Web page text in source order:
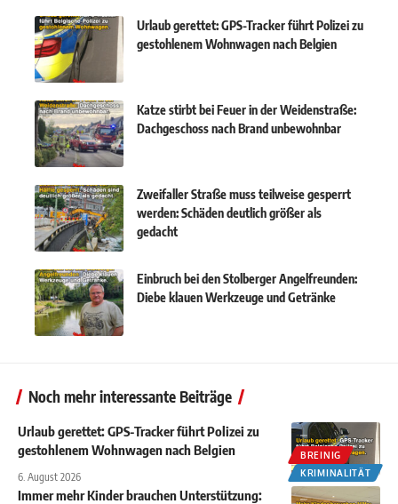
Urlaub gerettet: GPS-Tracker führt Polizei zu
gestohlenem Wohnwagen nach Belgien
Katze stirbt bei Feuer in der Weidenstraße:
Dachgeschoss nach Brand unbewohnbar
Zweifaller Straße muss teilweise gesperrt
werden: Schäden deutlich größer als
gedacht
Einbruch bei den Stolberger Angelfreunden:
Diebe klauen Werkzeuge und Getränke
Noch mehr interessante Beiträge
BREINIG
KRIMINALITÄT
Urlaub gerettet: GPS-Tracker führt Polizei zu
gestohlenem Wohnwagen nach Belgien
6. August 2026
Immer mehr Kinder brauchen Unterstützung: